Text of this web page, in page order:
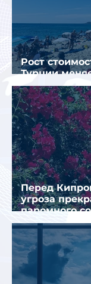
Рост
Турции
туристов
Перед
угроза
паромного
Грецией